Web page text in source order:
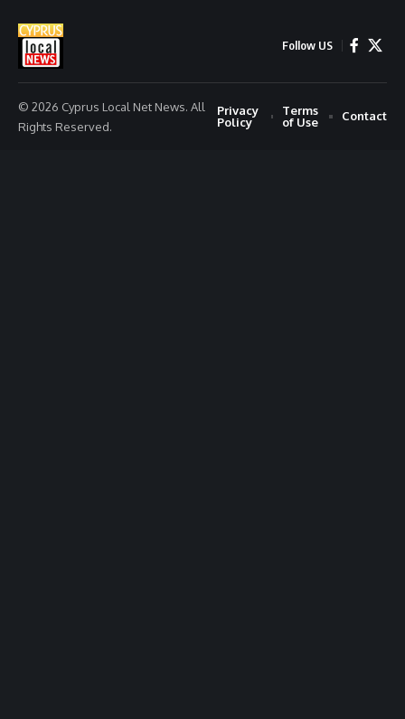
Follow US
© 2026 Cyprus Local Net News. All
Rights Reserved.
Privacy
Policy
Terms
of Use
Contact